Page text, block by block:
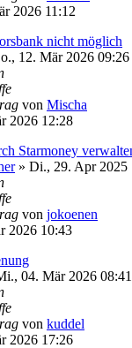
2026 11:12
nicht möglich
12. Mär 2026 09:26
von Mischa
2026 12:28
Starmoney
» Di., 29. Apr 2025
von jokoenen
2026 10:43
04. Mär 2026 08:41
von kuddel
2026 17:26